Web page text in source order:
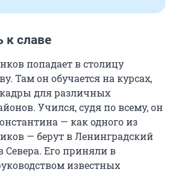
к славе
попадает в столицу
Там он обучается на курсах,
для различных
Учился, судя по всему, он
— как одного из
— берут в Ленинградский
Севера. Его приняли в
известных